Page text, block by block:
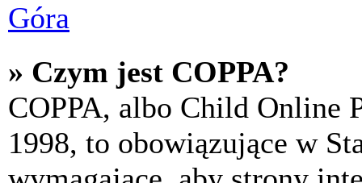
Góra
» Czym jest COPPA?
COPPA, albo Child Online
1998, to obowiązujące w